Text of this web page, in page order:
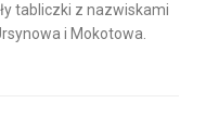
tabliczki z nazwiskami
i Mokotowa.